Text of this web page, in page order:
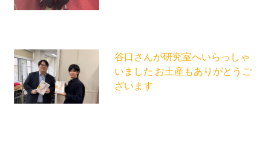
谷口さんが研究室へいらっしゃ
いました お土産もありがとうご
ざいます